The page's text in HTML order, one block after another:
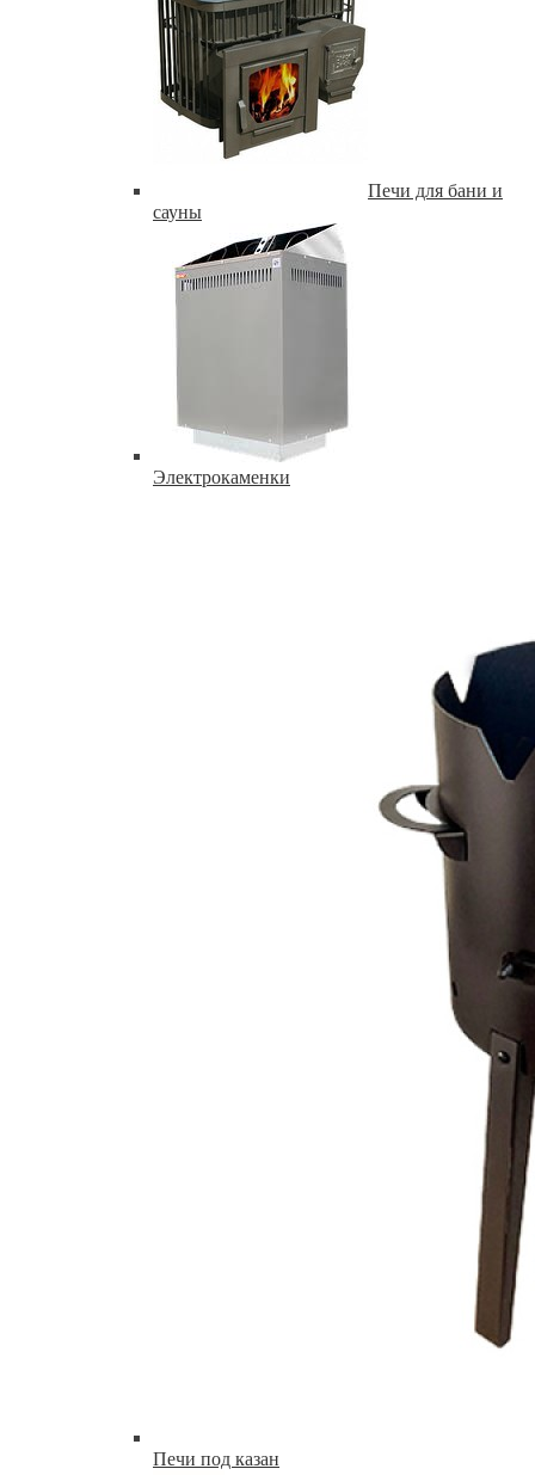
Печи для бани и
сауны
Электрокаменки
Печи под казан